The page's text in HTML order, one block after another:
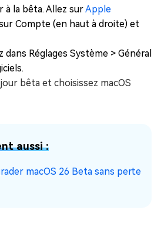
à la bêta. Allez surApple
Compte (en haut à droite) et
Réglages Système > Général
bêta et choisissez macOS
aussi :
macOS 26 Beta sans perte